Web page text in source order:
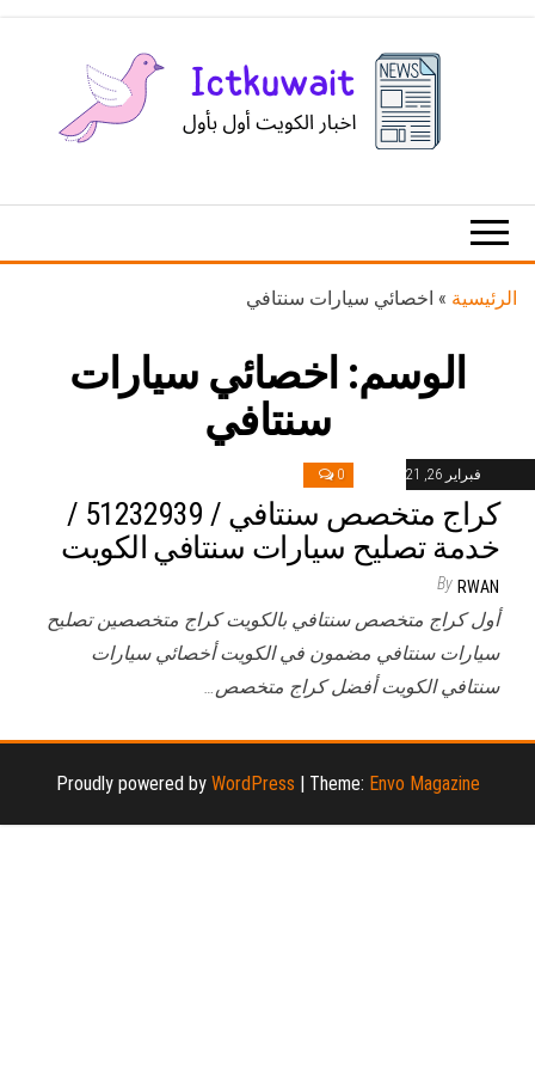
الكويت
الرئيسية » اخصائي سيارات سنتافي
الوسم: اخصائي سيارات
سنتافي
فبراير 26, 2021 0
كراج متخصص سنتافي / 51232939‬ /
خدمة تصليح سيارات سنتافي الكويت
By RWAN
أول كراج متخصص سنتافي بالكويت كراج متخصصين تصليح
سيارات سنتافي مضمون في الكويت أخصائي سيارات
سنتافي الكويت أفضل كراج متخصص…
Proudly powered by WordPress | Theme: Envo Magazine